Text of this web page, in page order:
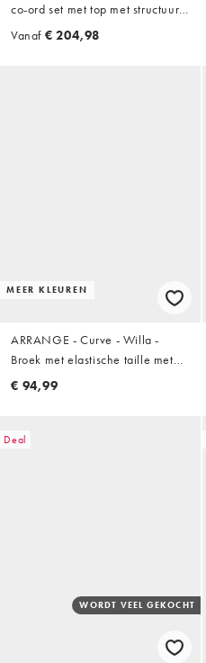
co-ord set met top met structuur,
blote schouder en asymmetrische
Vanaf € 204,98
MEER KLEUREN
ARRANGE - Curve - Willa -
Broek met elastische taille met
trekkoord in gebroken wit met
€ 94,99
Deal
WORDT VEEL GEKOCHT